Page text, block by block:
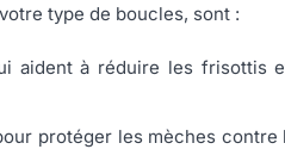
type de boucles, sont :
aident à réduire les frisottis
protéger les mèches contre